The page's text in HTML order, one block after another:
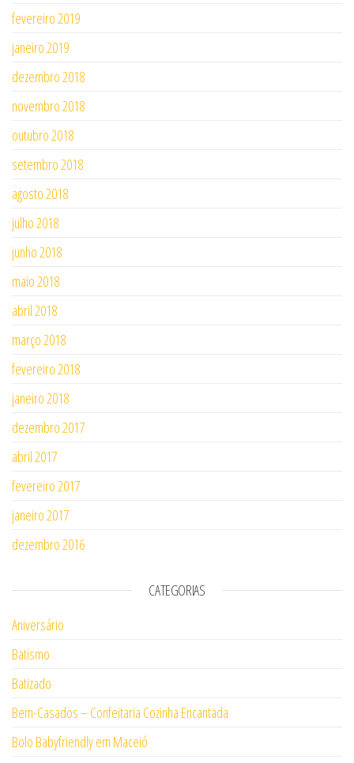
fevereiro 2019
janeiro 2019
dezembro 2018
novembro 2018
outubro 2018
setembro 2018
agosto 2018
julho 2018
junho 2018
maio 2018
abril 2018
março 2018
fevereiro 2018
janeiro 2018
dezembro 2017
abril 2017
fevereiro 2017
janeiro 2017
dezembro 2016
CATEGORIAS
Aniversário
Batismo
Batizado
Bem-Casados – Confeitaria Cozinha Encantada
Bolo Babyfriendly em Maceió